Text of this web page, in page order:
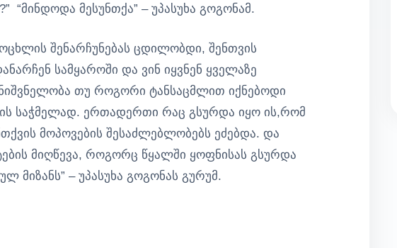
“მინდოდა მესუნთქა” – უპასუხა გოგონამ.
შენარჩუნებას ცდილობდი, შენთვის
სამყაროში და ვინ იყვნენ ყველაზე
თუ როგორი ტანსაცმლით იქნებოდი
საჭმელად. ერთადერთი რაც გსურდა იყო ის,რომ
მოპოვების შესაძლებლობებს ეძებდა. და
მიღწევა, როგორც წყალში ყოფნისას გსურდა
მიზანს” – უპასუხა გოგონას გურუმ.